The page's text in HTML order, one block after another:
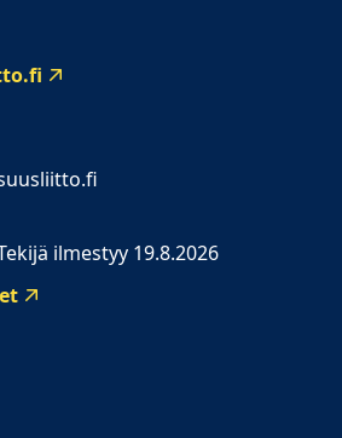
ilmestyy 19.8.2026